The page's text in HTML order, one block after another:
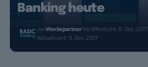
Banking heute
vonWerbepartnerVeröffentlicht: 8. Dez. 2017
Aktualisiert: 9. Dez. 2017